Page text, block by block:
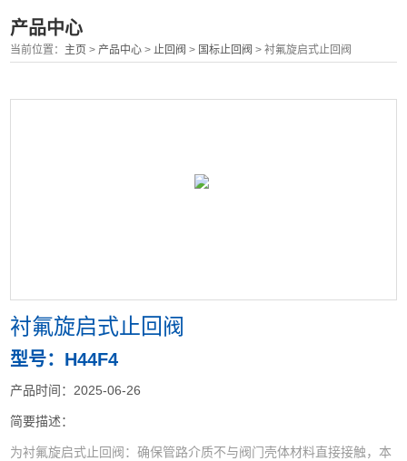
产品中心
当前位置： 主页 > 产品中心 > 止回阀 > 国标止回阀 > 衬氟旋启式止回阀
衬氟旋启式止回阀
型号：H44F4
产品时间：2025-06-26
简要描述：
为衬氟旋启式止回阀：确保管路介质不与阀门壳体材料直接接触，本